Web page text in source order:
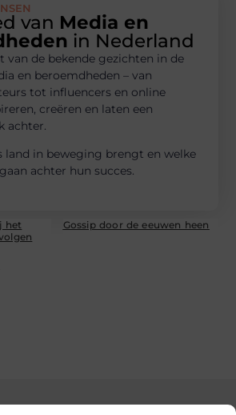
van Media en
in Nederland
van de bekende gezichten in de
en beroemdheden – van
tot influencers en online
creëren en laten een
achter.
land in beweging brengt en welke
achter hun succes.
het
Gossip door de eeuwen heen